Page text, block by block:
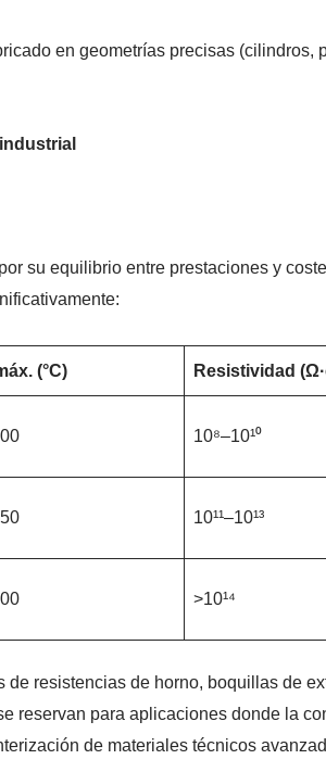
en geometrías precisas (cilindros,
su equilibrio entre prestaciones y
(°C) Resistividad
10⁸–10¹⁰
10¹¹–10¹³
>10¹⁴
resistencias de horno, boquillas de
reservan para aplicaciones donde la
de materiales técnicos